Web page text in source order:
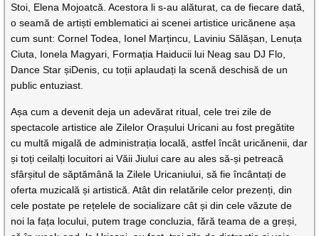
Stoi, Elena Mojoatcă. Acestora li s-au alăturat, ca de fiecare dată,
o seamă de artiști emblematici ai scenei artistice uricănene așa
cum sunt: Cornel Todea, Ionel Marțincu, Laviniu Sălășan, Lenuța
Ciuta, Ionela Magyari, Formația Haiducii lui Neag sau DJ Flo,
Dance Star șiDenis, cu toții aplaudați la scenă deschisă de un
public entuziast.
Așa cum a devenit deja un adevărat ritual, cele trei zile de
spectacole artistice ale Zilelor Orașului Uricani au fost pregătite
cu multă migală de administrația locală, astfel încât uricănenii, dar
și toți ceilalți locuitori ai Văii Jiului care au ales să-și petreacă
sfârșitul de săptămână la Zilele Uricaniului, să fie încântați de
oferta muzicală și artistică. Atât din relatările celor prezenți, din
cele postate pe rețelele de socializare cât și din cele văzute de
noi la fața locului, putem trage concluzia, fără teama de a greși,